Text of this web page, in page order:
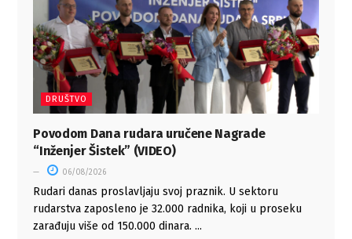
DRUŠTVO
Povodom Dana rudara uručene Nagrade
“Inženjer Šistek” (VIDEO)
06/08/2026
Rudari danas proslavljaju svoj praznik. U sektoru
rudarstva zaposleno je 32.000 radnika, koji u proseku
zarađuju više od 150.000 dinara. ...